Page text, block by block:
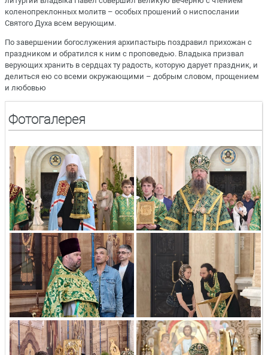
коленопреклонных молитв – особых прошений о ниспослании
Святого Духа всем верующим.
По завершении богослужения архипастырь поздравил прихожан с
праздником и обратился к ним с проповедью. Владыка призвал
верующих хранить в сердцах ту радость, которую дарует праздник, и
делиться ею со всеми окружающими – добрым словом, прощением
и любовью
Фотогалерея